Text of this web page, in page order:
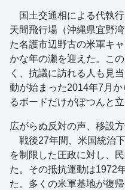
国土交通相による代執
天間飛行場（沖縄県宜野
た名護市辺野古の米軍キ
かな年の瀬を迎えた。こ
く、抗議に訪れる人も見
動が始まった2014年7月
るボードだけがぽつんと立
広がらぬ反対の声、移設
戦後27年間、米国統治
を制限した圧政に対し、
た。その抵抗運動は1972
た。多くの米軍基地が復